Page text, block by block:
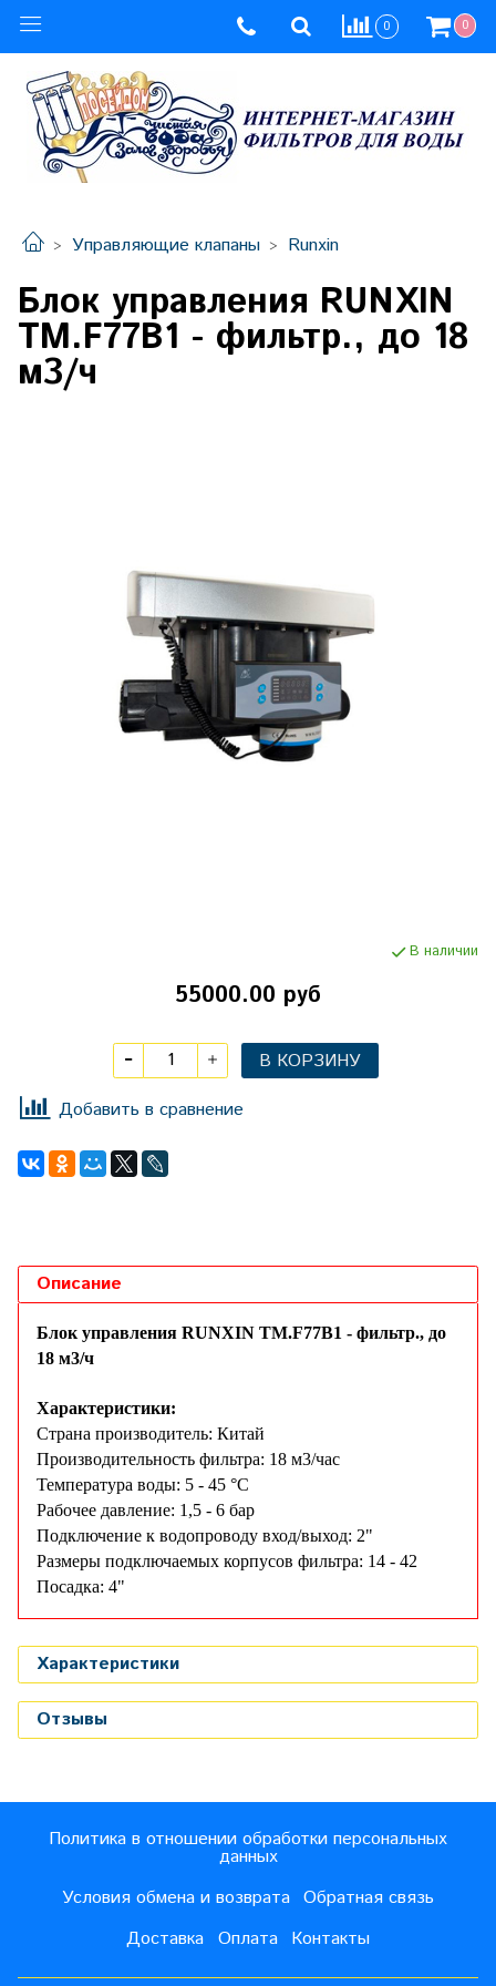
0 0
Управляющие клапаны Runxin
Блок управления RUNXIN
ТМ.F77B1 - фильтр., до 18
м3/ч
В наличии
55000.00 руб
В КОРЗИНУ
Добавить в сравнение
Описание
Блок управления RUNXIN ТМ.F77B1 - фильтр., до
18 м3/ч
Характеристики:
Страна производитель: Китай
Производительность фильтра: 18 м3/час
Температура воды: 5 - 45 °С
Рабочее давление: 1,5 - 6 бар
Подключение к водопроводу вход/выход: 2"
Размеры подключаемых корпусов фильтра: 14 - 42
Посадка: 4"
Характеристики
Отзывы
Политика в отношении обработки персональных
данных
Условия обмена и возврата Обратная связь
Доставка Оплата Контакты